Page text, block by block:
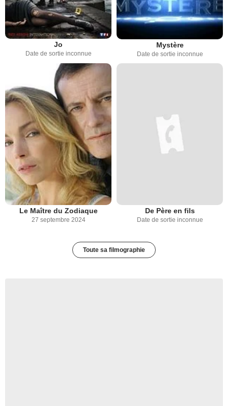
Jo
Date de sortie inconnue
Mystère
Date de sortie inconnue
Le Maître du Zodiaque
27 septembre 2024
De Père en fils
Date de sortie inconnue
Toute sa filmographie